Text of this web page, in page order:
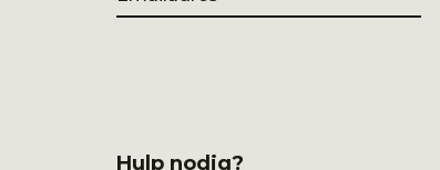
Hulp nodig?